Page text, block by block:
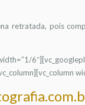
retratada, pois